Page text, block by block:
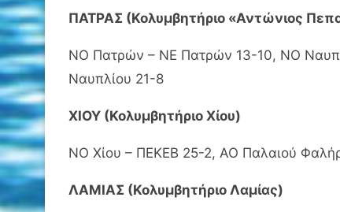
ΠΑΤΡΑΣ (Κολυμβητήριο «Αντώνιος
ΝΟ Πατρών – ΝΕ Πατρών 13-10, ΝΟ
Ναυπλίου 21-8
ΧΙΟΥ (Κολυμβητήριο Χίου)
ΝΟ Χίου – ΠΕΚΕΒ 25-2, ΑΟ Παλαιού
ΛΑΜΙΑΣ (Κολυμβητήριο Λαμίας)